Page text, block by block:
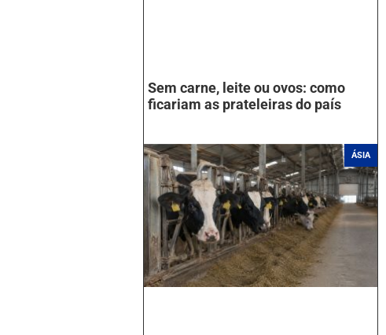
Sem carne, leite ou ovos: como
ficariam as prateleiras do país
ÁSIA